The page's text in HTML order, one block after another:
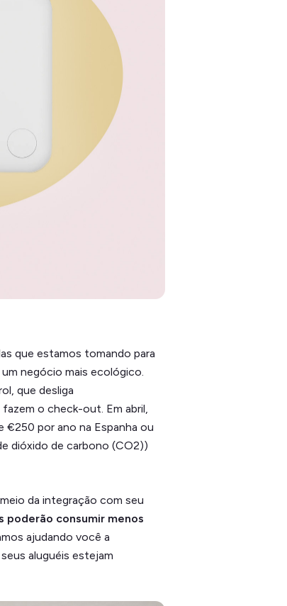
que estamos tomando para
negócio mais ecológico.
que desliga
o check-out. Em abril,
€250 por ano na Espanha ou
dióxido de carbono (CO2))
da integração com seu
poderão consumir menos
ajudando você a
aluguéis estejam